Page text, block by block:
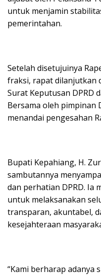
untuk menjamin
pemerintahan.
Setelah disetujuinya
fraksi, rapat dilanjutkan
Surat Keputusan DPRD
Bersama oleh pimpinan
menandai pengesahan
Bupati Kepahiang, H.
sambutannya
dan perhatian DPRD. Ia
untuk melaksanakan
transparan, akuntabel,
kesejahteraan
“Kami berharap adanya